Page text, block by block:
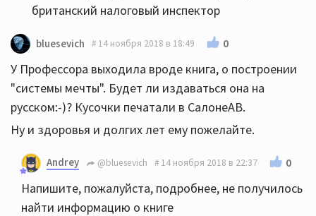
британский налоговый инспектор
bluesevich 14 ноября 2018 в 18:49 0
У Профессора выходила вроде книга, о построении
"системы мечты". Будет ли издаваться она на
русском:-)? Кусочки печатали в СалонеАВ.
Ну и здоровья и долгих лет ему пожелайте.
Andrey @bluesevich 14 ноября 2018 в 22:37 0
Напишите, пожалуйста, подробнее, не получилось
найти информацию о книге